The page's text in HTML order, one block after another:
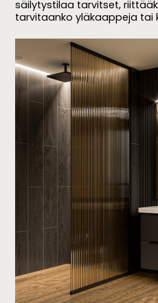
säilytystilaa tarvitset,
tarvitaanko yläkaappeja tai